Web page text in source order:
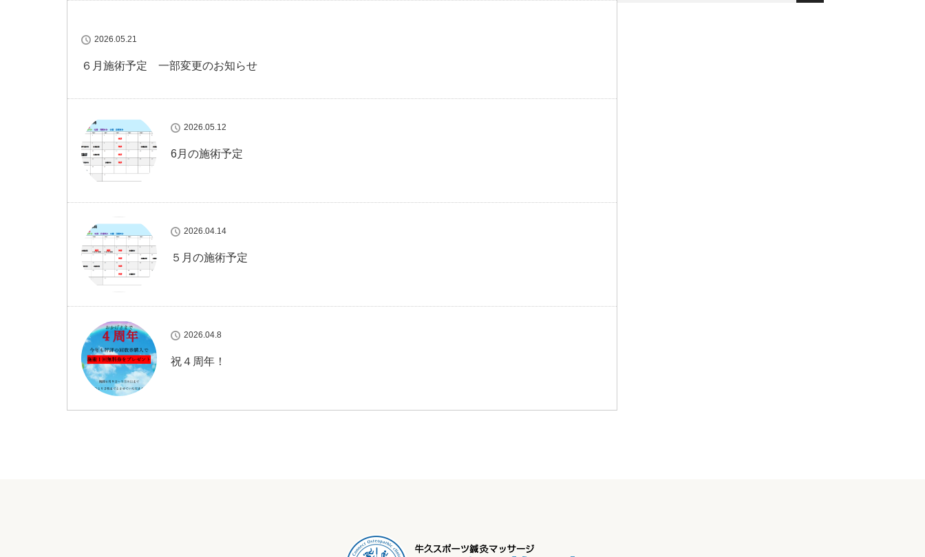
2026.05.21
６月施術予定 一部変更のお知らせ
2026.05.12
6月の施術予定
2026.04.14
５月の施術予定
2026.04.8
祝４周年！